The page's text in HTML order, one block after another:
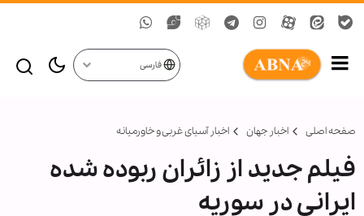
فارسی
صفحه اصلی اخبار جهان اخبار آسیای غربی و خاورمیانه
فیلم جدید از زائران ربوده شده
ایرانی در سوریه